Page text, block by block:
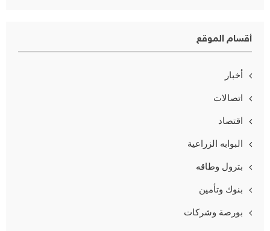
أقسام الموقع
أخبار
اتصالات
اقتصاد
البوابه الزراعية
بترول وطاقه
بنوك وتأمين
بورصة وشركات